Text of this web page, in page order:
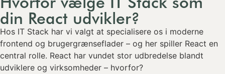
din React udvikler?
Hos IT Stack har vi valgt at specialisere os i moderne
frontend og brugergrænseflader – og her spiller React en
central rolle. React har vundet stor udbredelse blandt
udviklere og virksomheder – hvorfor?